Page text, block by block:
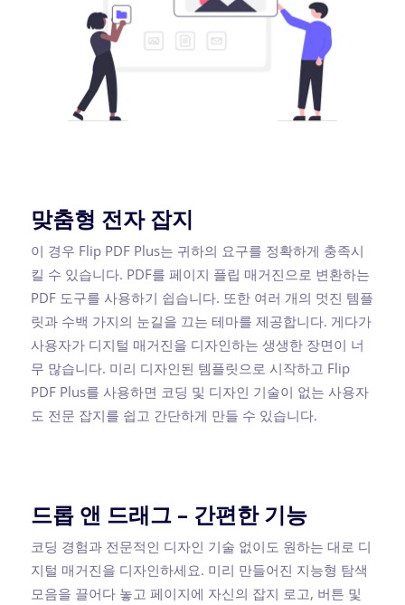
맞춤형 전자 잡지
이 경우 Flip PDF Plus는 귀하의 요구를 정확하게 충족시
킬 수 있습니다. PDF를 페이지 플립 매거진으로 변환하는
PDF 도구를 사용하기 쉽습니다. 또한 여러 개의 멋진 템플
릿과 수백 가지의 눈길을 끄는 테마를 제공합니다. 게다가
사용자가 디지털 매거진을 디자인하는 생생한 장면이 너
무 많습니다. 미리 디자인된 템플릿으로 시작하고 Flip
PDF Plus를 사용하면 코딩 및 디자인 기술이 없는 사용자
도 전문 잡지를 쉽고 간단하게 만들 수 있습니다.
드롭 앤 드래그 – 간편한 기능
코딩 경험과 전문적인 디자인 기술 없이도 원하는 대로 디
지털 매거진을 디자인하세요. 미리 만들어진 지능형 탐색
모음을 끌어다 놓고 페이지에 자신의 잡지 로고, 버튼 및